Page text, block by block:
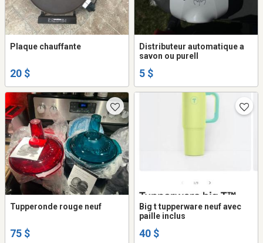
Plaque chauffante
20 $
Distributeur automatique a
savon ou purell
5 $
Tupperonde rouge neuf
75 $
Big t tupperware neuf avec
paille inclus
40 $